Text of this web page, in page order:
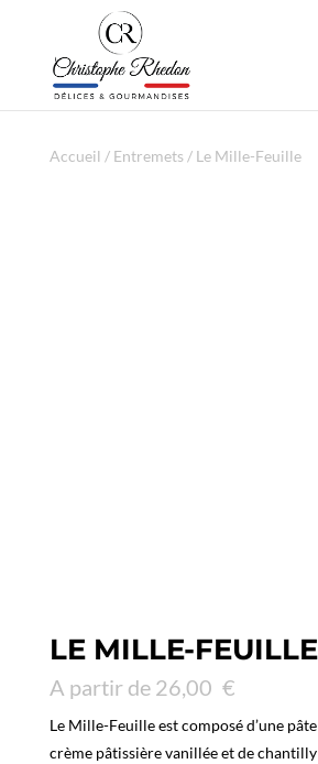
Accueil / Entremets/ Le Mille-Feuille
LE MILLE-FEUILLE
A partir de 26,00 €
Le Mille-Feuille est composé d’une
crème pâtissière vanillée et de